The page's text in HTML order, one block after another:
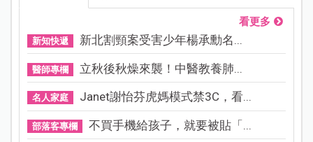
看更多
新知快遞 新北割頸案受害少年楊承勳名...
醫師專欄 立秋後秋燥來襲！中醫教養肺...
名人家庭 Janet謝怡芬虎媽模式禁3C，看...
部落客專欄 不買手機給孩子，就要被貼「...